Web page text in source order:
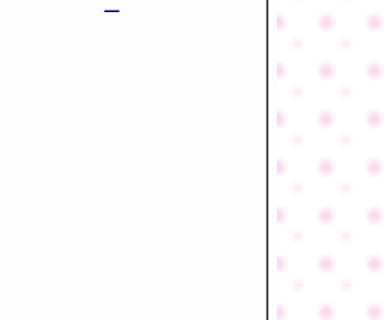
ー